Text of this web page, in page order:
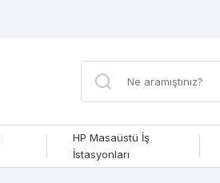
HP Masaüstü İş
İstasyonları